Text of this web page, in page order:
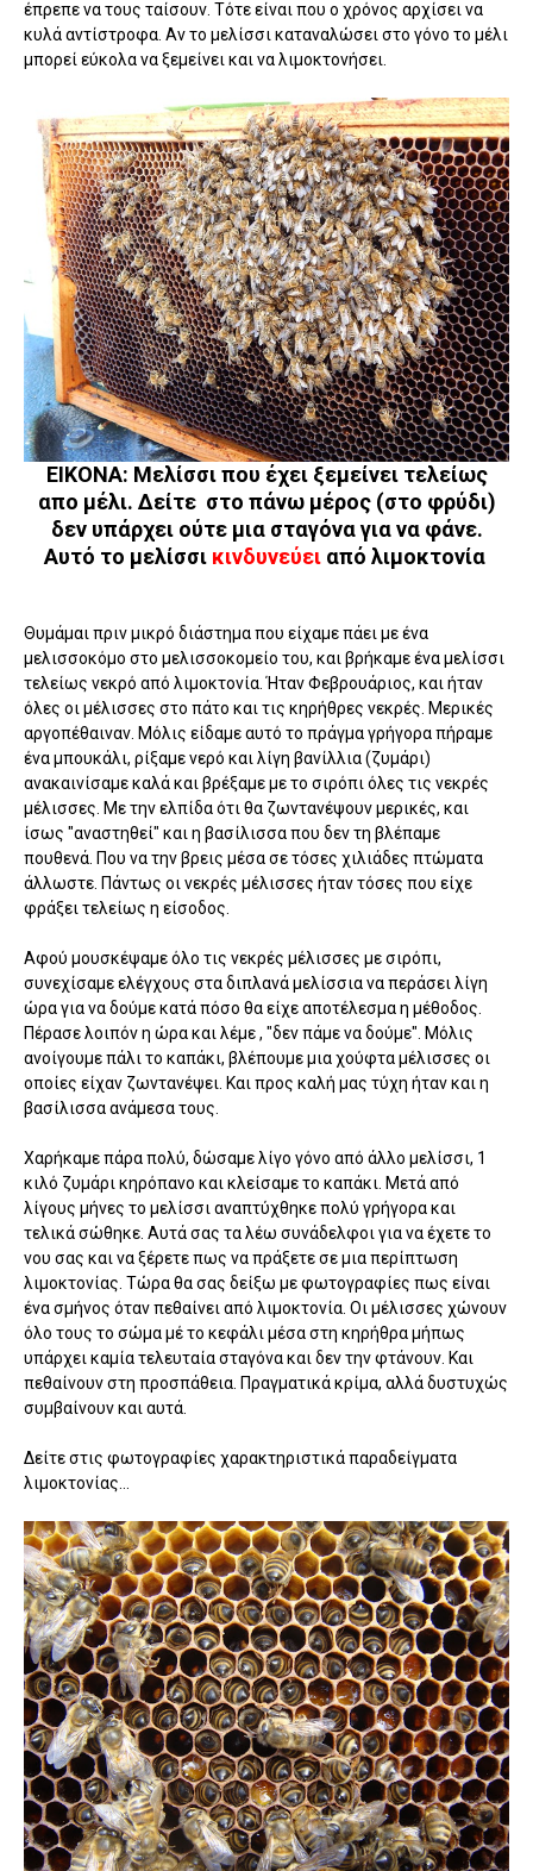
έπρεπε να τους ταίσουν. Τότε είναι που ο χρόνος αρχίσει να
κυλά αντίστροφα. Αν το μελίσσι καταναλώσει στο γόνο το μέλι
μπορεί εύκολα να ξεμείνει και να λιμοκτονήσει.
ΕΙΚΟΝΑ: Μελίσσι που έχει ξεμείνει τελείως
απο μέλι. Δείτε στο πάνω μέρος (στο φρύδι)
δεν υπάρχει ούτε μια σταγόνα για να φάνε.
Αυτό το μελίσσι κινδυνεύειαπό λιμοκτονία
Θυμάμαι πριν μικρό διάστημα που είχαμε πάει με ένα
μελισσοκόμο στο μελισσοκομείο του, και βρήκαμε ένα μελίσσι
τελείως νεκρό από λιμοκτονία. Ήταν Φεβρουάριος, και ήταν
όλες οι μέλισσες στο πάτο και τις κηρήθρες νεκρές. Μερικές
αργοπέθαιναν. Μόλις είδαμε αυτό το πράγμα γρήγορα πήραμε
ένα μπουκάλι, ρίξαμε νερό και λίγη βανίλλια (ζυμάρι)
ανακαινίσαμε καλά και βρέξαμε με το σιρόπι όλες τις νεκρές
μέλισσες. Με την ελπίδα ότι θα ζωντανέψουν μερικές, και
ίσως "αναστηθεί" και η βασίλισσα που δεν τη βλέπαμε
πουθενά. Που να την βρεις μέσα σε τόσες χιλιάδες πτώματα
άλλωστε. Πάντως οι νεκρές μέλισσες ήταν τόσες που είχε
φράξει τελείως η είσοδος.
Αφού μουσκέψαμε όλο τις νεκρές μέλισσες με σιρόπι,
συνεχίσαμε ελέγχους στα διπλανά μελίσσια να περάσει λίγη
ώρα για να δούμε κατά πόσο θα είχε αποτέλεσμα η μέθοδος.
Πέρασε λοιπόν η ώρα και λέμε , "δεν πάμε να δούμε". Μόλις
ανοίγουμε πάλι το καπάκι, βλέπουμε μια χούφτα μέλισσες οι
οποίες είχαν ζωντανέψει. Και προς καλή μας τύχη ήταν και η
βασίλισσα ανάμεσα τους.
Χαρήκαμε πάρα πολύ, δώσαμε λίγο γόνο από άλλο μελίσσι, 1
κιλό ζυμάρι κηρόπανο και κλείσαμε το καπάκι. Μετά από
λίγους μήνες το μελίσσι αναπτύχθηκε πολύ γρήγορα και
τελικά σώθηκε. Αυτά σας τα λέω συνάδελφοι για να έχετε το
νου σας και να ξέρετε πως να πράξετε σε μια περίπτωση
λιμοκτονίας. Τώρα θα σας δείξω με φωτογραφίες πως είναι
ένα σμήνος όταν πεθαίνει από λιμοκτονία. Οι μέλισσες χώνουν
όλο τους το σώμα μέ το κεφάλι μέσα στη κηρήθρα μήπως
υπάρχει καμία τελευταία σταγόνα και δεν την φτάνουν. Και
πεθαίνουν στη προσπάθεια. Πραγματικά κρίμα, αλλά δυστυχώς
συμβαίνουν και αυτά.
Δείτε στις φωτογραφίες χαρακτηριστικά παραδείγματα
λιμοκτονίας...